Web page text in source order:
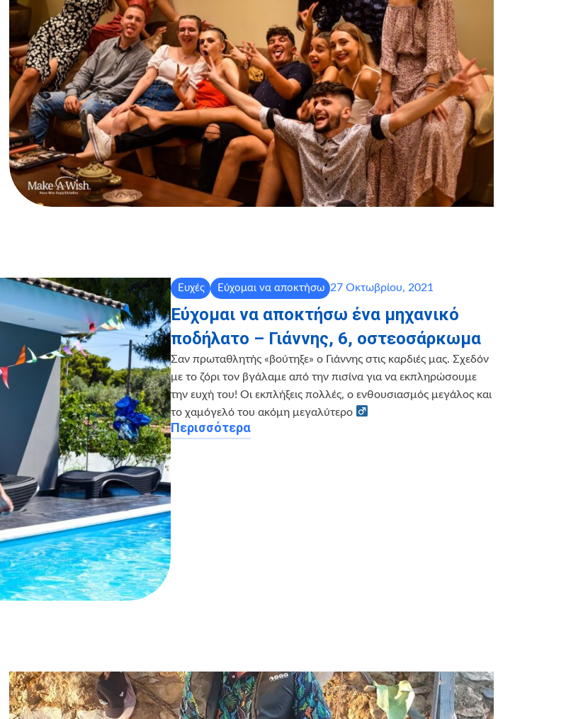
Ευχές Εύχομαι να αποκτήσω 27 Οκτωβρίου, 2021
Εύχομαι να αποκτήσω ένα μηχανικό
ποδήλατο – Γιάννης, 6, οστεοσάρκωμα
Σαν πρωταθλητής «βούτηξε» ο Γιάννης στις καρδιές μας. Σχεδόν
με το ζόρι τον βγάλαμε από την πισίνα για να εκπληρώσουμε
την ευχή του! Οι εκπλήξεις πολλές, ο ενθουσιασμός μεγάλος και
το χαμόγελό του ακόμη μεγαλύτερο ‍
Περισσότερα